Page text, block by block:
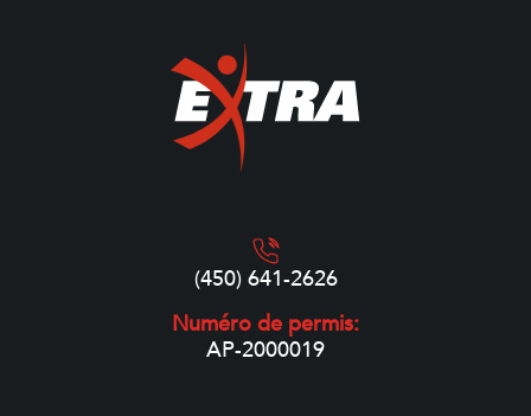
(450) 641-2626
Numéro de permis:
AP-2000019